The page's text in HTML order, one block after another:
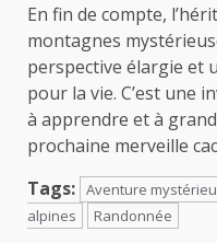
En fin de compte,
montagnes
perspective élargie et
pour la vie. C’est une
à apprendre et à
prochaine merveille
Tags: Aventure
alpines
Randonnée